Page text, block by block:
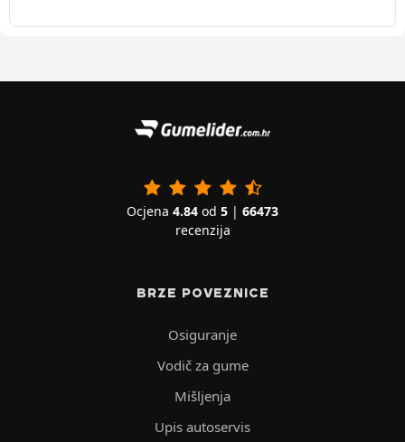
Ocjena 4.84 od 5 | 66473
recenzija
BRZE POVEZNICE
Osiguranje
Vodič za gume
Mišljenja
Upis autoservis